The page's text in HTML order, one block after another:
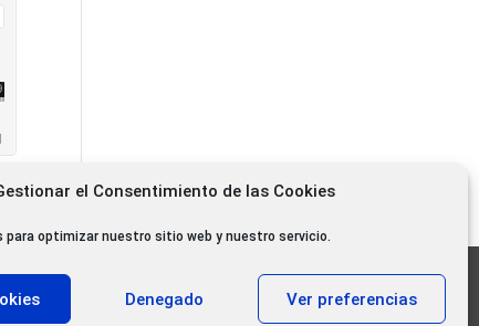
el Consentimiento de las Cookies
para optimizar nuestro sitio web y nuestro servicio.
Denegado Ver preferencias
oyentes diarios
Gracias